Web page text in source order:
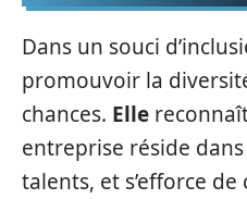
Dans un souci
promouvoir la
chances. Elle
entreprise réside
talents, et s’efforce de